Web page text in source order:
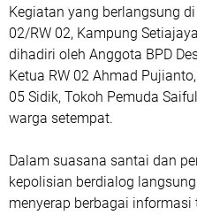
Kegiatan yang berlangsung
02/RW 02, Kampung
dihadiri oleh Anggota BPD
Ketua RW 02 Ahmad
05 Sidik, Tokoh Pemuda
warga setempat.
Dalam suasana santai dan
kepolisian berdialog
menyerap berbagai